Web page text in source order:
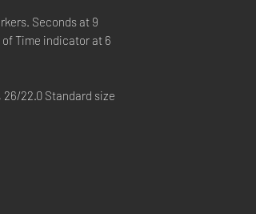
Seconds at 9
Time indicator at 6
26/22.0 Standard size